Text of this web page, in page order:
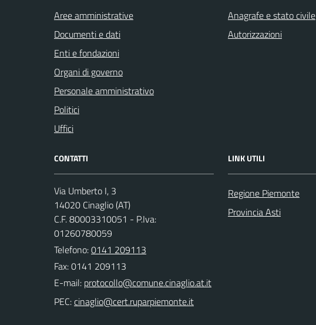
Aree amministrative
Documenti e dati
Enti e fondazioni
Organi di governo
Personale amministrativo
Politici
Uffici
Anagrafe e stato civile
Autorizzazioni
CONTATTI
Via Umberto I, 3
14020 Cinaglio (AT)
C.F. 80003310051 - P.Iva:
01260780059
Telefono:0141 209113
Fax: 0141 209113
E-mail:
PEC:
LINK UTILI
Regione Piemonte
Provincia Asti